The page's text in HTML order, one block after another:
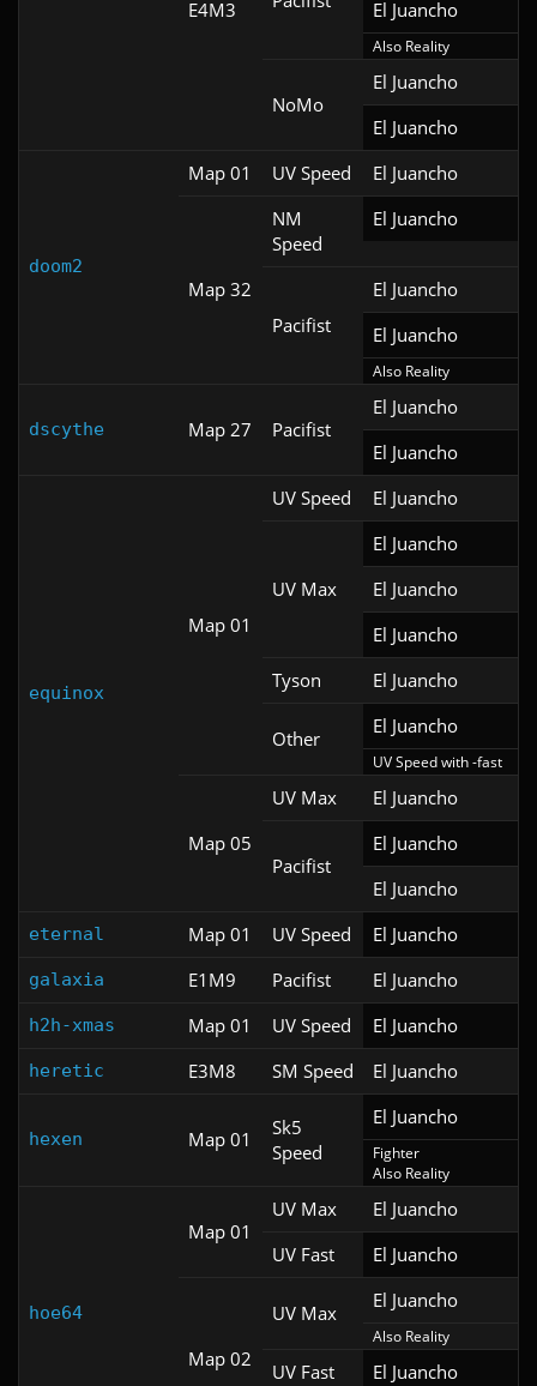
E4M3 El Juancho
Also Reality
NoMo
El Juancho
El Juancho
doom2
Map 01 UV Speed El Juancho
Map 32
NM
Speed
El Juancho
Pacifist
El Juancho
El Juancho
Also Reality
dscythe Map 27 Pacifist
El Juancho
El Juancho
equinox
Map 01
UV Speed El Juancho
UV Max
El Juancho
El Juancho
El Juancho
Tyson
El Juancho
Other
El Juancho
UV Speed with -fast
Map 05
UV Max El Juancho
Pacifist
El Juancho
El Juancho
eternal Map 01 UV Speed El Juancho
galaxia E1M9 Pacifist El Juancho
h2h-xmas Map 01 UV Speed El Juancho
heretic E3M8 SM Speed El Juancho
hexen Map 01
Sk5
Speed
El Juancho
Fighter
Also Reality
hoe64
Map 01
UV Max
El Juancho
UV Fast
El Juancho
Map 02
UV Max
El Juancho
Also Reality
UV Fast
El Juancho